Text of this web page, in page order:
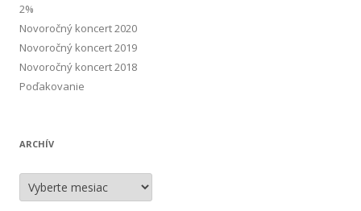
2%
Novoročný koncert 2020
Novoročný koncert 2019
Novoročný koncert 2018
Poďakovanie
ARCHÍV
A
c